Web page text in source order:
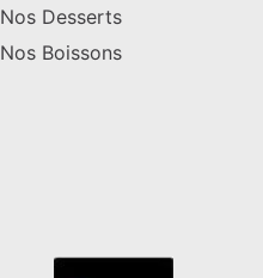
Nos Desserts
Nos Boissons